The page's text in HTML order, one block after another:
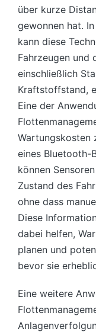
über kurze
gewonnen hat.
kann diese
Fahrzeugen und
einschließlich
Kraftstoffstand,
Eine der
Wartungskosten
eines Bluetooth-
können
Zustand des
ohne dass
Diese
dabei helfen,
planen und
bevor sie
Eine weitere